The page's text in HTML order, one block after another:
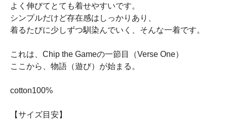
よく伸びてとても着せやすいです。
シンプルだけど存在感はしっかりあり、
着るたびに少しずつ馴染んでいく、そんな一着です。
これは、Chip the Gameの一節目（Verse One）
ここから、物語（遊び）が始まる。
cotton100%
【サイズ目安】